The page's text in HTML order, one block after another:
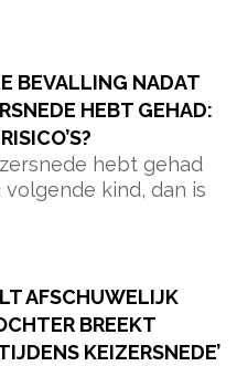
BEVALLING NADAT
HEBT GEHAD:
hebt gehad
kind, dan is
AFSCHUWELIJK
BREEKT
KEIZERSNEDE’